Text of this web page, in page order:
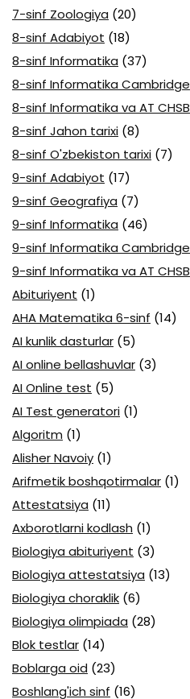
7-sinf Zoologiya (20)
8-sinf Adabiyot (18)
8-sinf Informatika (37)
8-sinf Informatika Cambridge
8-sinf Informatika va AT CHSB
8-sinf Jahon tarixi (8)
8-sinf O'zbekiston tarixi (7)
9-sinf Adabiyot (17)
9-sinf Geografiya (7)
9-sinf Informatika (46)
9-sinf Informatika Cambridge
9-sinf Informatika va AT CHSB
Abituriyent (1)
AHA Matematika 6-sinf (14)
AI kunlik dasturlar (5)
AI online bellashuvlar (3)
AI Online test (5)
AI Test generatori (1)
Algoritm (1)
Alisher Navoiy (1)
Arifmetik boshqotirmalar (1)
Attestatsiya (11)
Axborotlarni kodlash (1)
Biologiya abituriyent (3)
Biologiya attestatsiya (13)
Biologiya choraklik (6)
Biologiya olimpiada (28)
Blok testlar (14)
Boblarga oid (23)
Boshlang'ich sinf (16)